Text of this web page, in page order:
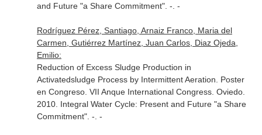
and Future "a Share Commitment". -. -
Rodríguez Pérez, Santiago, Arnaiz Franco, Maria del
Carmen, Gutiérrez Martínez, Juan Carlos, Diaz Ojeda,
Emilio:
Reduction of Excess Sludge Production in
Activatedsludge Process by Intermittent Aeration. Poster
en Congreso. VII Anque International Congress. Oviedo.
2010. Integral Water Cycle: Present and Future "a Share
Commitment". -. -